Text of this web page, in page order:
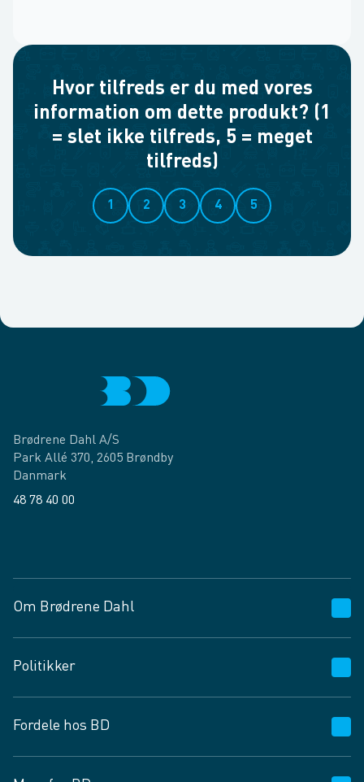
Hvor tilfreds er du med vores
information om dette produkt? (1
= slet ikke tilfreds, 5 = meget
tilfreds)
1 2 3 4 5
Brødrene Dahl A/S
Park Allé 370, 2605 Brøndby
Danmark
48 78 40 00
Om Brødrene Dahl
Vagttelefon 30 10 89 89
Spørgsmål og svar
Job og karriere
Fødevarekontrolrapport
Politikker
Privatlivspolitik
Cookies
Fordele hos BD